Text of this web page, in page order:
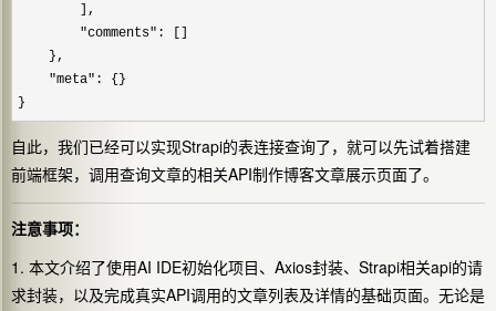
        ],
"comments" : []
    },
"meta" : {}
}
自此，我们已经可以实现Strapi的表连接查询了，就可以先试着搭建
前端框架，调用查询文章的相关API制作博客文章展示页面了。
注意事项：
1. 本文介绍了使用AI IDE初始化项目、Axios封装、Strapi相关api的请
求封装，以及完成真实API调用的文章列表及详情的基础页面。无论是